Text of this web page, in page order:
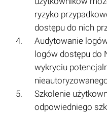
ryzyko
dostępu do nich
Audytowanie
logów dostępu do
wykryciu
Szkolenie
odpowiedniego